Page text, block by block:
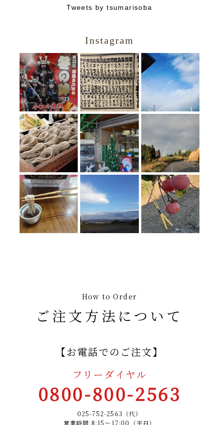
Tweets by tsumarisoba
Instagram
How to Order
ご注文方法について
【お電話でのご注文】
フリーダイヤル
0800-800-2563
025-752-2563（代）
営業時間 8:15～17:00（平日）